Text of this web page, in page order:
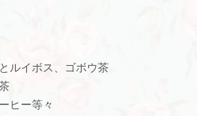
ルイボス、ゴボウ茶
ヒー等々